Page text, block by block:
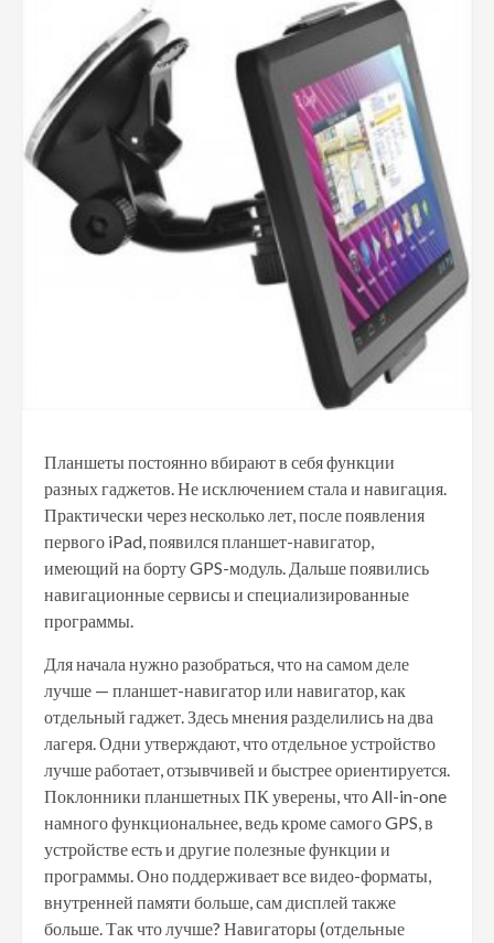
Планшеты постоянно вбирают в себя функции
разных гаджетов. Не исключением стала и навигация.
Практически через несколько лет, после появления
первого iPad, появился планшет-навигатор,
имеющий на борту GPS-модуль. Дальше появились
навигационные сервисы и специализированные
программы.
Для начала нужно разобраться, что на самом деле
лучше — планшет-навигатор или навигатор, как
отдельный гаджет. Здесь мнения разделились на два
лагеря. Одни утверждают, что отдельное устройство
лучше работает, отзывчивей и быстрее ориентируется.
Поклонники планшетных ПК уверены, что All-in-one
намного функциональнее, ведь кроме самого GPS, в
устройстве есть и другие полезные функции и
программы. Оно поддерживает все видео-форматы,
внутренней памяти больше, сам дисплей также
больше. Так что лучше? Навигаторы (отдельные